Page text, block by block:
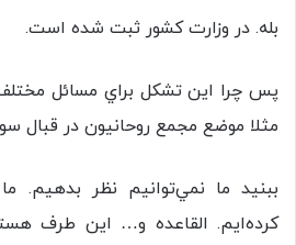
بله. در وزارت كشور ثبت شده است.
پس چرا اين تشكل براي مسائل
مثلا موضع مجمع روحانيون در قبال
ببنيد ما نمي‌توانيم نظر بدهيم.
كرده‌ايم. القاعده و… اين طرف